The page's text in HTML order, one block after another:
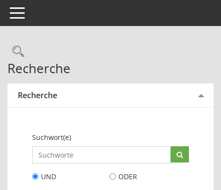
Toggle navigation
Rechercheauswahl
Recherche
Recherche
Suchwort(e)
UND
ODER